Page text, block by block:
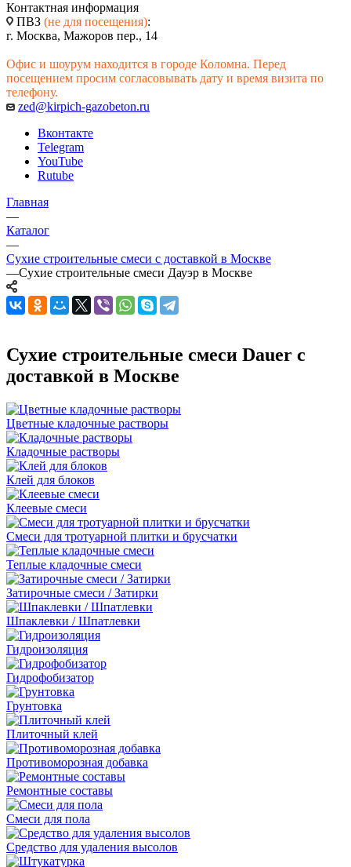
Контактная информация
ПВЗ (не для посещения):
г. Москва, Мажоров пер., 14
Офис и шоурум находится в городе Коломна. Перед
посещением просим согласовывать дату и время визита по
телефону.
zed@kirpich-gazobeton.ru
Вконтакте
Telegram
YouTube
Rutube
Главная
—
Каталог
—
Сухие строительные смеси с доставкой в Москве
—Сухие строительные смеси Дауэр в Москве
Сухие строительные смеси Dauer с
доставкой в Москве
Цветные кладочные растворы
Кладочные растворы
Клей для блоков
Клеевые смеси
Смеси для тротуарной плитки и брусчатки
Теплые кладочные смеси
Затирочные смеси / Затирки
Шпаклевки / Шпатлевки
Гидроизоляция
Гидрофобизатор
Грунтовка
Плиточный клей
Противоморозная добавка
Ремонтные составы
Смеси для пола
Средство для удаления высолов